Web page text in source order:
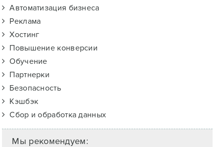
Автоматизация бизнеса
Реклама
Хостинг
Повышение конверсии
Обучение
Партнерки
Безопасность
Кэшбэк
Сбор и обработка данных
Мы рекомендуем: